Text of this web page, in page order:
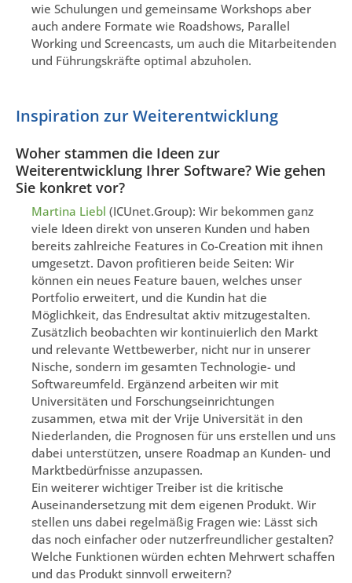
wie Schulungen und gemeinsame Workshops aber
auch andere Formate wie Roadshows, Parallel
Working und Screencasts, um auch die Mitarbeitenden
und Führungskräfte optimal abzuholen.
Inspiration zur Weiterentwicklung
Woher stammen die Ideen zur
Weiterentwicklung Ihrer Software? Wie gehen
Sie konkret vor?
Martina Liebl (ICUnet.Group): Wir bekommen ganz
viele Ideen direkt von unseren Kunden und haben
bereits zahlreiche Features in Co-Creation mit ihnen
umgesetzt. Davon profitieren beide Seiten: Wir
können ein neues Feature bauen, welches unser
Portfolio erweitert, und die Kundin hat die
Möglichkeit, das Endresultat aktiv mitzugestalten.
Zusätzlich beobachten wir kontinuierlich den Markt
und relevante Wettbewerber, nicht nur in unserer
Nische, sondern im gesamten Technologie- und
Softwareumfeld. Ergänzend arbeiten wir mit
Universitäten und Forschungseinrichtungen
zusammen, etwa mit der Vrije Universität in den
Niederlanden, die Prognosen für uns erstellen und uns
dabei unterstützen, unsere Roadmap an Kunden- und
Marktbedürfnisse anzupassen.
Ein weiterer wichtiger Treiber ist die kritische
Auseinandersetzung mit dem eigenen Produkt. Wir
stellen uns dabei regelmäßig Fragen wie: Lässt sich
das noch einfacher oder nutzerfreundlicher gestalten?
Welche Funktionen würden echten Mehrwert schaffen
und das Produkt sinnvoll erweitern?